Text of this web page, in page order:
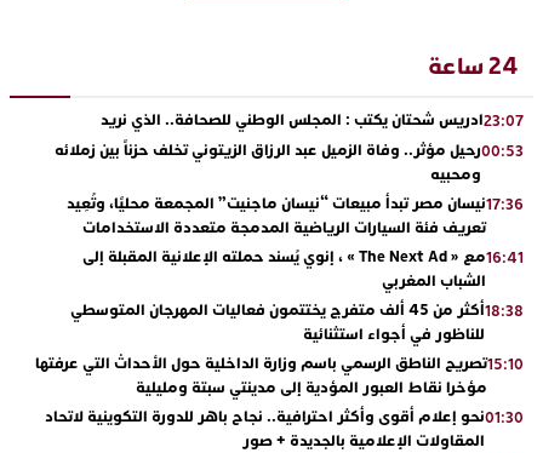
24 ساعة
23:07ادريس شحتان يكتب : المجلس الوطني للصحافة.. الذي نريد
00:53رحيل مؤثر.. وفاة الزميل عبد الرزاق الزيتوني تخلف حزناً بين زملائه
ومحبيه
17:36نيسان مصر تبدأ مبيعات “نيسان ماجنيت” المجمعة محليًا، وتُعِيد
تعريف فئة السيارات الرياضية المدمجة متعددة الاستخدامات
16:41
مع « The Next Ad » ، إنوي يُسند حملته الإعلانية المقبلة إلى
الشباب المغربي
18:38
أكثر من 45 ألف متفرج يختتمون فعاليات المهرجان المتوسطي
للناظور في أجواء استثنائية
15:10تصريح الناطق الرسمي باسم وزارة الداخلية حول الأحداث التي عرفتها
مؤخرا نقاط العبور المؤدية إلى مدينتي سبتة ومليلية
01:30نحو إعلام أقوى وأكثر احترافية.. نجاح باهر للدورة التكوينية لاتحاد
المقاولات الإعلامية بالجديدة + صور